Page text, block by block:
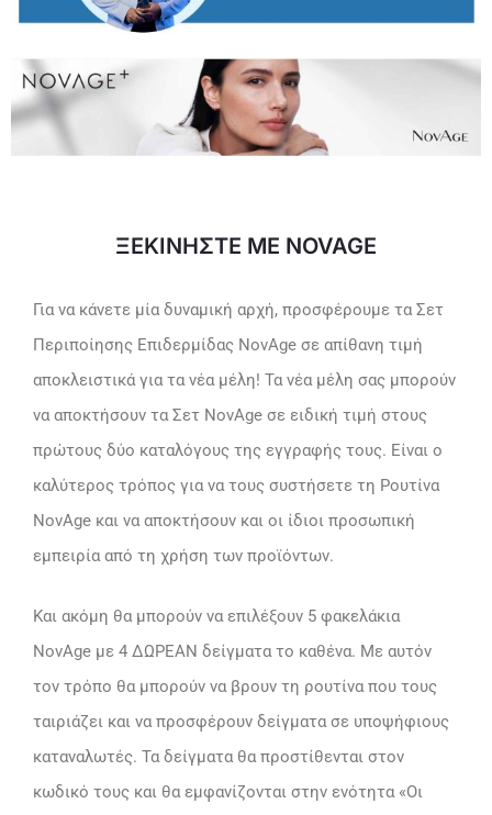
ΞΕΚΙΝΗΣΤΕ ΜΕ NOVAGE
Για να κάνετε μία δυναμική αρχή, προσφέρουμε τα Σετ
Περιποίησης Επιδερμίδας NovAge σε απίθανη τιμή
αποκλειστικά για τα νέα μέλη! Τα νέα μέλη σας μπορούν
να αποκτήσουν τα Σετ NovAge σε ειδική τιμή στους
πρώτους δύο καταλόγους της εγγραφής τους. Είναι ο
καλύτερος τρόπος για να τους συστήσετε τη Ρουτίνα
NovAge και να αποκτήσουν και οι ίδιοι προσωπική
εμπειρία από τη χρήση των προϊόντων.
Και ακόμη θα μπορούν να επιλέξουν 5 φακελάκια
NovAge με 4 ΔΩΡΕΑΝ δείγματα το καθένα. Με αυτόν
τον τρόπο θα μπορούν να βρουν τη ρουτίνα που τους
ταιριάζει και να προσφέρουν δείγματα σε υποψήφιους
καταναλωτές. Τα δείγματα θα προστίθενται στον
κωδικό τους και θα εμφανίζονται στην ενότητα «Οι